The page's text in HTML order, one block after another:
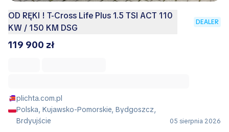
OD RĘKI ! T-Cross Life Plus 1.5 TSI ACT 110
KW / 150 KM DSG
DEALER
119 900 zł
plichta.com.pl
Polska, Kujawsko-Pomorskie, Bydgoszcz,
Brdyujście
05 sierpnia 2026